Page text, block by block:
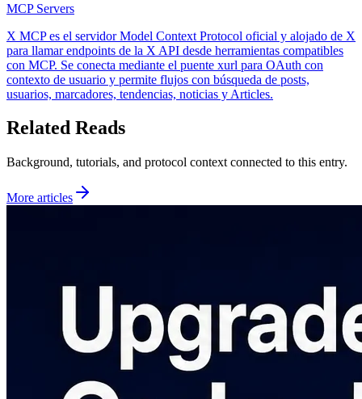
MCP Servers
X MCP es el servidor Model Context Protocol oficial y alojado de X
para llamar endpoints de la X API desde herramientas compatibles
con MCP. Se conecta mediante el puente xurl para OAuth con
contexto de usuario y permite flujos con búsqueda de posts,
usuarios, marcadores, tendencias, noticias y Articles.
Related Reads
Background, tutorials, and protocol context connected to this entry.
More articles